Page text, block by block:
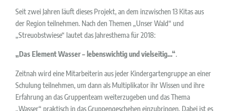
Seit zwei Jahren läuft dieses Projekt, an dem inzwischen 13 Kitas aus
der Region teilnehmen. Nach den Themen „Unser Wald“ und
„Streuobstwiese“ lautet das Jahresthema für 2018:
„Das Element Wasser – lebenswichtig und vielseitig…“.
Zeitnah wird eine Mitarbeiterin aus jeder Kindergartengruppe an einer
Schulung teilnehmen, um dann als Multiplikator ihr Wissen und ihre
Erfahrung an das Gruppenteam weiterzugeben und das Thema
„Wasser“ praktisch in das Gruppengeschehen einzubringen. Dabei ist es